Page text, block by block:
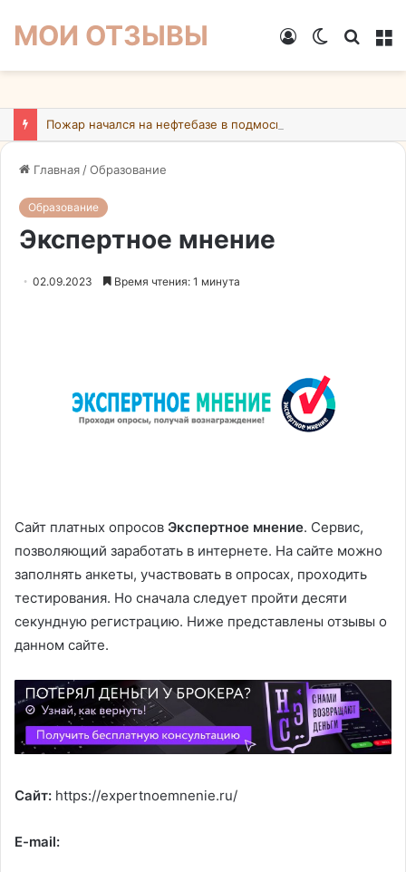
МОИ ОТЗЫВЫ
Switch
Войти
Главная /Образование
Образование
Экспертное мнение
02.09.2023 Время чтения: 1 минута
Сайт платных опросов Экспертное мнение. Сервис,
позволяющий заработать в интернете. На сайте можно
заполнять анкеты, участвовать в опросах, проходить
тестирования. Но сначала следует пройти десяти
секундную регистрацию. Ниже представлены отзывы о
данном сайте.
Cайт: https://expertnoemnenie.ru/
E-mail: